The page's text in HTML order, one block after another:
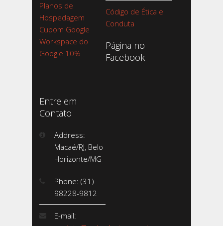
Planos de
Hospedagem
Cupom Google
Workspace do
Google 10%
Código de Ética e
Conduta
Página no
Facebook
Entre em
Contato
Address:
Macaé/RJ, Belo
Horizonte/MG
Phone: (31)
98228-9812
E-mail: